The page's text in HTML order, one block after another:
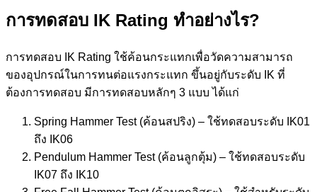
การทดสอบ IK Rating ทำอย่างไร?
การทดสอบ IK Rating ใช้ค้อนกระแทกเพื่อวัดความสามารถ
ของอุปกรณ์ในการทนต่อแรงกระแทก ขึ้นอยู่กับระดับ IK ที่
ต้องการทดสอบ มีการทดสอบหลักๆ 3 แบบ ได้แก่
Spring Hammer Test (ค้อนสปริง) – ใช้ทดสอบระดับ IK01
ถึง IK06
Pendulum Hammer Test (ค้อนลูกตุ้ม) – ใช้ทดสอบระดับ
IK07 ถึง IK10